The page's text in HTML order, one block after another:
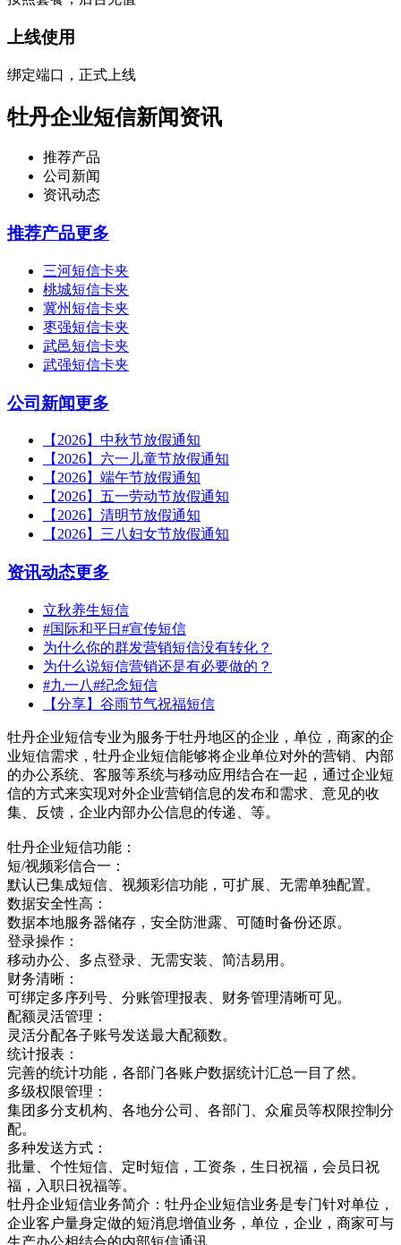
上线使用
绑定端口，正式上线
牡丹企业短信新闻资讯
推荐产品
公司新闻
资讯动态
推荐产品更多
三河短信卡夹
桃城短信卡夹
冀州短信卡夹
枣强短信卡夹
武邑短信卡夹
武强短信卡夹
公司新闻更多
【2026】中秋节放假通知
【2026】六一儿童节放假通知
【2026】端午节放假通知
【2026】五一劳动节放假通知
【2026】清明节放假通知
【2026】三八妇女节放假通知
资讯动态更多
立秋养生短信
#国际和平日#宣传短信
为什么你的群发营销短信没有转化？
为什么说短信营销还是有必要做的？
#九一八#纪念短信
【分享】谷雨节气祝福短信
牡丹企业短信专业为服务于牡丹地区的企业，单位，商家的企
业短信需求，牡丹企业短信能够将企业单位对外的营销、内部
的办公系统、客服等系统与移动应用结合在一起，通过企业短
信的方式来实现对外企业营销信息的发布和需求、意见的收
集、反馈，企业内部办公信息的传递、等。
牡丹企业短信功能：
短/视频彩信合一：
默认已集成短信、视频彩信功能，可扩展、无需单独配置。
数据安全性高：
数据本地服务器储存，安全防泄露、可随时备份还原。
登录操作：
移动办公、多点登录、无需安装、简洁易用。
财务清晰：
可绑定多序列号、分账管理报表、财务管理清晰可见。
配额灵活管理：
灵活分配各子账号发送最大配额数。
统计报表：
完善的统计功能，各部门各账户数据统计汇总一目了然。
多级权限管理：
集团多分支机构、各地分公司、各部门、众雇员等权限控制分
配。
多种发送方式：
批量、个性短信、定时短信，工资条，生日祝福，会员日祝
福，入职日祝福等。
牡丹企业短信业务简介：牡丹企业短信业务是专门针对单位，
企业客户量身定做的短消息增值业务，单位，企业，商家可与
生产办公相结合的内部短信通讯，